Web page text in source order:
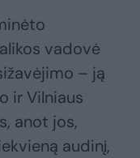
vadovė
– ją
ir Vilniaus
anot jos,
audinį,